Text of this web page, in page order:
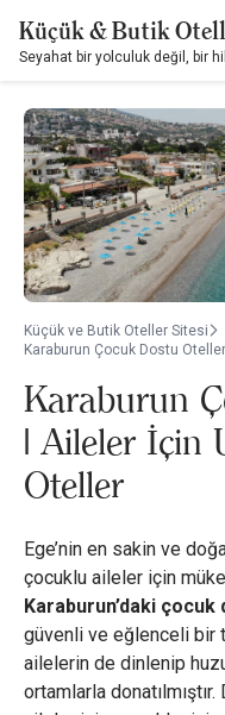
Küçük & Butik
Seyahat bir yolculuk değil, bir
Küçük ve Butik Oteller Sitesi
Karaburun Çocuk Dostu
Karaburun
| Aileler İçin
Oteller
Ege’nin en sakin ve
çocuklu aileler için
Karaburun’daki
güvenli ve eğlenceli bir
ailelerin de dinlenip
ortamlarla